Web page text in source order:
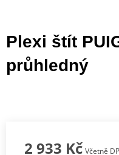
Plexi štít
průhledný
2 933 Kč Včetně